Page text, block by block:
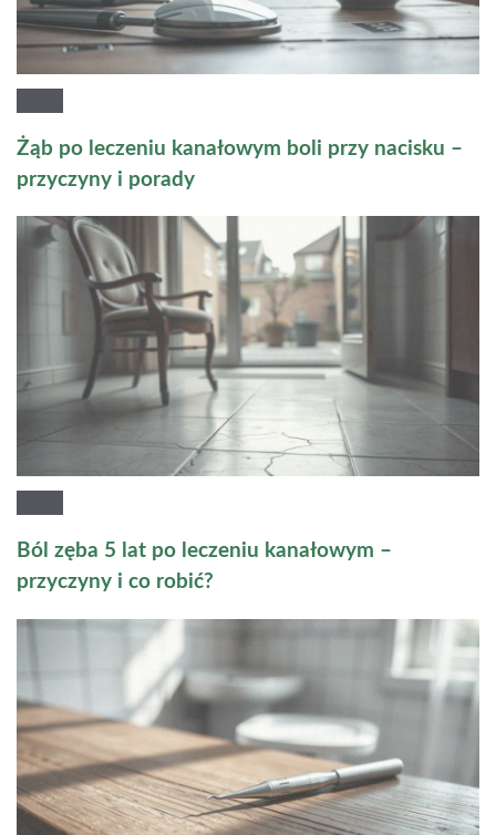
Żąb po leczeniu kanałowym boli przy nacisku –
przyczyny i porady
Ból zęba 5 lat po leczeniu kanałowym –
przyczyny i co robić?